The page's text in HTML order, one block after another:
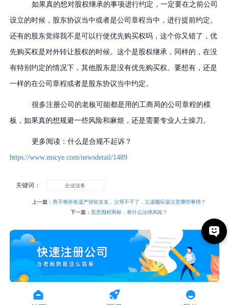
如果真的想对股权继承的事项进行约定，一定要在之前公司
设立的时候，股东协议当中或者是公司章程当中，进行提前约定。
还有的股东觉得我不是可以行使优先购买权吗，这个你又错了，优
先购买权是对外转让股权的时候。这个是股权继承，同样的，在没
有特别约定的情况下，其他股东是没有优先购买权。要想有，还是
一样的在公司章程或者是股东协议当中约定。
很多注册公司的老板可能都是用的工商局的公司章程的模
板，如果真的想规避一些风险和麻烦，还是需要专业人士操刀。
更多阅读：什么是合规不起诉？
https://www.mscye.com/newsdetail/1489
关键词： 企业法务
上一篇： 男子将所有遗产留给女友，父母不干了，立遗嘱应该注意哪些事情？
下一篇： 恶意囤积商标，有什么法律风险？